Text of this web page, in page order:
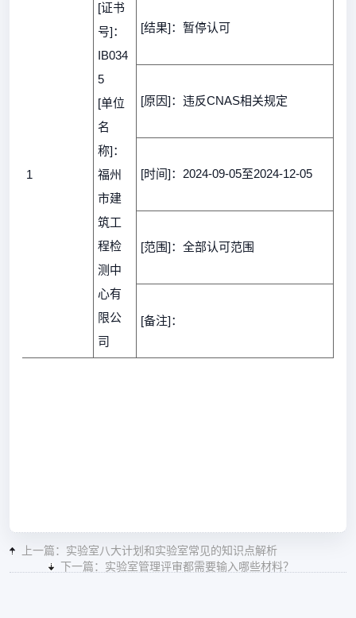
1
[证书
号]：
IB034
5
[单位
名
称]：
福州
市建
筑工
程检
测中
心有
限公
司
[结果]：暂停认可
[原因]：违反CNAS相关规定
[时间]：2024-09-05至2024-12-05
[范围]：全部认可范围
[备注]：
上一篇：实验室八大计划和实验室常见的知识点解析
下一篇：实验室管理评审都需要输入哪些材料？